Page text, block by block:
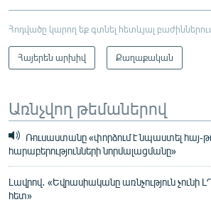
Հոդվածը կարող եք գտնել հետևյալ
Հայերեն արխիվ Քաղաքական
Առնչվող թեմաներով
Ռուսաստանը «փորձում է նպաստել հայ-
հարաբերությունների նորմալացմանը»
Լավրով․ «Եվրասիականը առնչություն
հետ»